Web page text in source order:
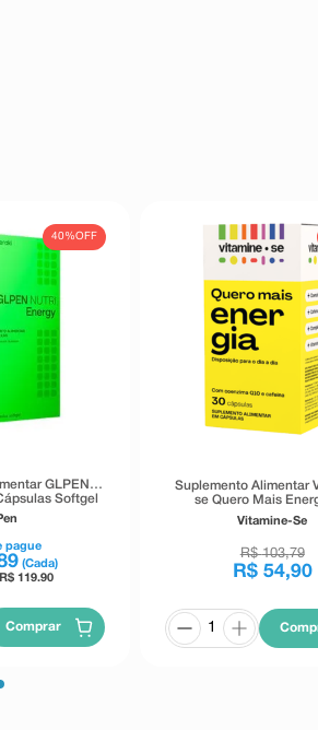
40%OFF
GLPEN
Softgel
pague
(Cada)
119.90
Comprar
Suplemento Alimentar
se Quero Mais
Cápsulas
Vitamine-Se
R$ 103,79
R$ 54,90